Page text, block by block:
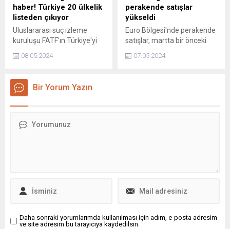
haber! Türkiye 20 ülkelik
listeden çıkıyor
Uluslararası suç izleme
kuruluşu FATF'ın Türkiye'yi
haziranda yapılacak
çıkartması bekleniyor.
08.05.2024
perakende satışlar
yükseldi
Euro Bölgesi'nde perakende
satışlar, martta bir önceki
07.05.2024
Bir Yorum Yazın
Daha sonraki yorumlarımda kullanılması için adım, e-posta adresim
ve site adresim bu tarayıcıya kaydedilsin.